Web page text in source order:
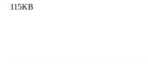
115KB